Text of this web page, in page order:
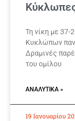
Τη νίκη με 37-
Κυκλώπων
Δραμινές
του ομίλου
ΑΝΑΛΥΤΙΚΆ »
19 Ιανουαρίου